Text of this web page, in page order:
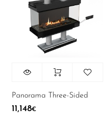
Panorama Three-Sided
11,148€